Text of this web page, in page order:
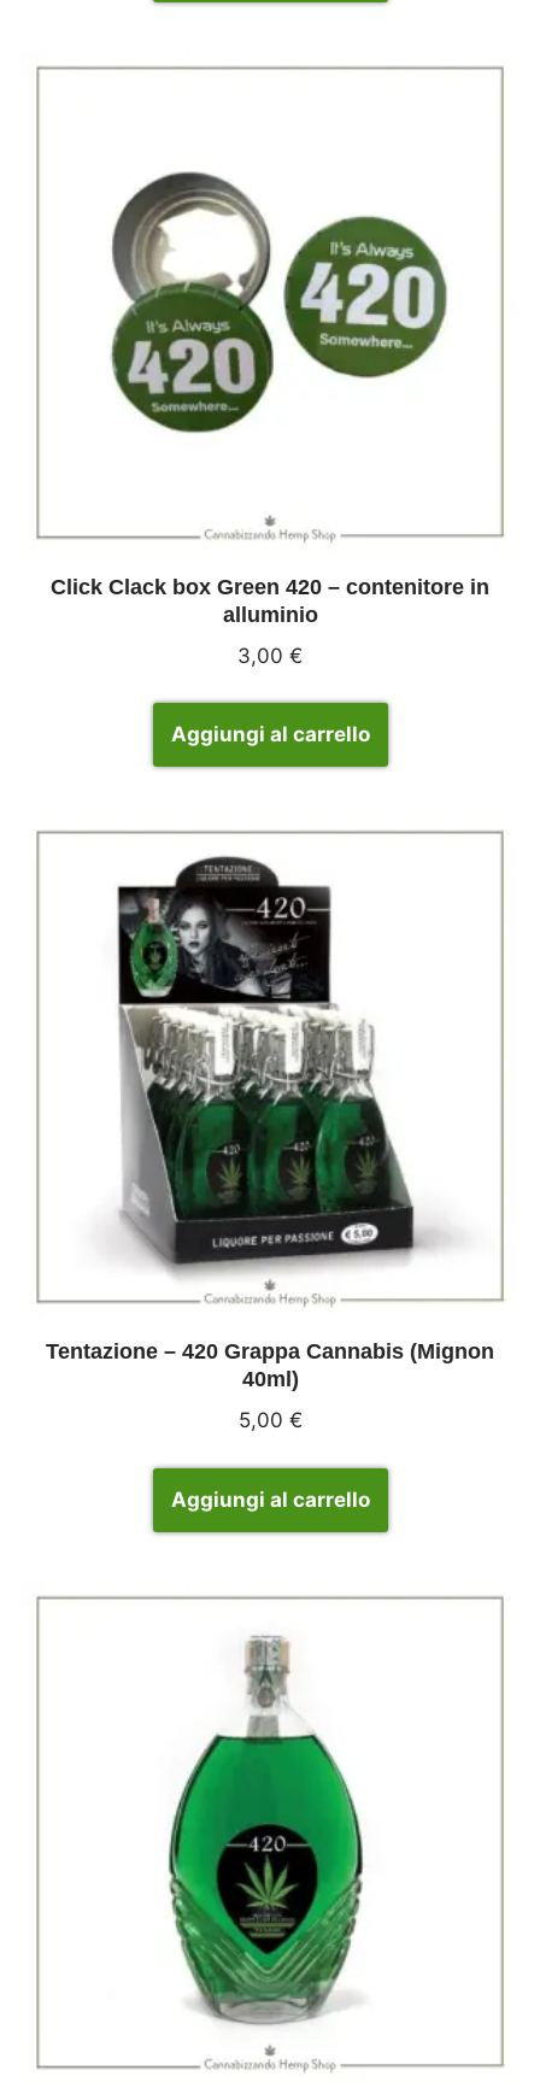
Click Clack box Green 420 – contenitore in
alluminio
3,00 €
Aggiungi al carrello
Tentazione – 420 Grappa Cannabis (Mignon
40ml)
5,00 €
Aggiungi al carrello